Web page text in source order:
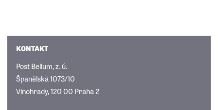
KONTAKT
Post Bellum, z. ú.
Španělská 1073/10
Vinohrady, 120 00 Praha 2